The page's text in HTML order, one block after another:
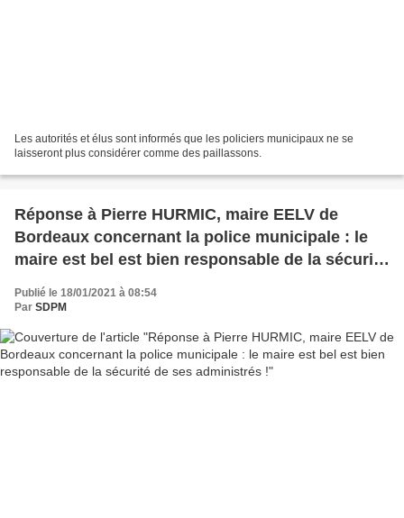
Les autorités et élus sont informés que les policiers municipaux ne se
laisseront plus considérer comme des paillassons.
Réponse à Pierre HURMIC, maire EELV de
Bordeaux concernant la police municipale : le
maire est bel est bien responsable de la sécurité
de ses administrés !
Publié le 18/01/2021 à 08:54
Par SDPM